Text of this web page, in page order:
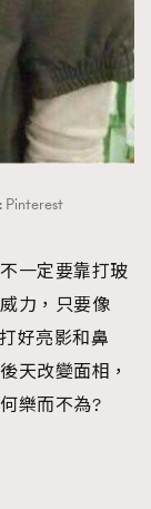
Pinterest
一定要靠打玻
力，只要像
好亮影和鼻
天改變面相，
樂而不為?